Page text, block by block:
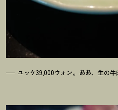
ユッケ39,000ウォン。ああ、生の